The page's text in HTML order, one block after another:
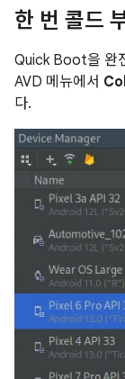
한 번 콜드
Quick Boot을 완
AVD 메뉴에서
다.